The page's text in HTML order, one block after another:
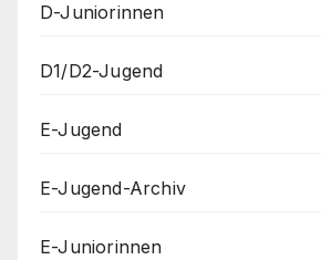
D-Juniorinnen
D1/D2-Jugend
E-Jugend
E-Jugend-Archiv
E-Juniorinnen